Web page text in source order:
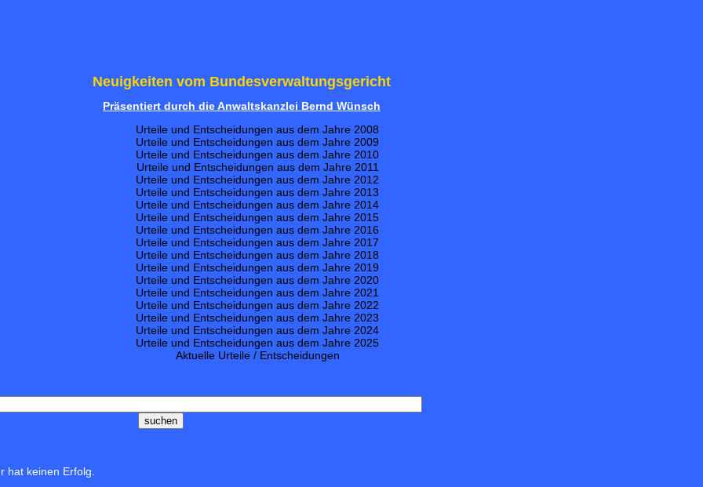
Neuigkeiten vom Bundesverwaltungsgericht
Präsentiert durch die Anwaltskanzlei Bernd Wünsch
Urteile und Entscheidungen aus dem Jahre 2008
Urteile und Entscheidungen aus dem Jahre 2009
Urteile und Entscheidungen aus dem Jahre 2010
Urteile und Entscheidungen aus dem Jahre 2011
Urteile und Entscheidungen aus dem Jahre 2012
Urteile und Entscheidungen aus dem Jahre 2013
Urteile und Entscheidungen aus dem Jahre 2014
Urteile und Entscheidungen aus dem Jahre 2015
Urteile und Entscheidungen aus dem Jahre 2016
Urteile und Entscheidungen aus dem Jahre 2017
Urteile und Entscheidungen aus dem Jahre 2018
Urteile und Entscheidungen aus dem Jahre 2019
Urteile und Entscheidungen aus dem Jahre 2020
Urteile und Entscheidungen aus dem Jahre 2021
Urteile und Entscheidungen aus dem Jahre 2022
Urteile und Entscheidungen aus dem Jahre 2023
Urteile und Entscheidungen aus dem Jahre 2024
Urteile und Entscheidungen aus dem Jahre 2025
Aktuelle Urteile / Entscheidungen
hat keinen Erfolg.